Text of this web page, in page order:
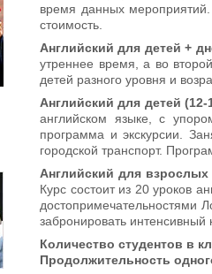
время данных
стоимость.
Английский для детей +
утреннее время, а во
детей разного уровня и
Английский для детей (12-
английском языке, с
программа и экскурсии.
городской транспорт.
Английский для взрослых
Курс состоит из 20 уроков
достопримечательностями
забронировать интенсивный
Количество студентов в
Продолжительность